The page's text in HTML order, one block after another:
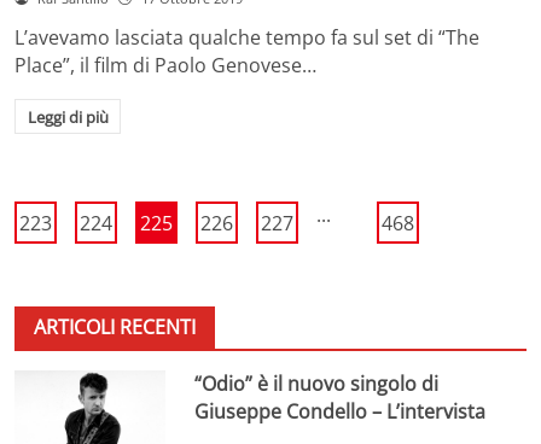
L’avevamo lasciata qualche tempo fa sul set di “The
Place”, il film di Paolo Genovese…
Leggi di più
223 224 225 226 227 ... 468
ARTICOLI RECENTI
“Odio” è il nuovo singolo di
Giuseppe Condello – L’intervista